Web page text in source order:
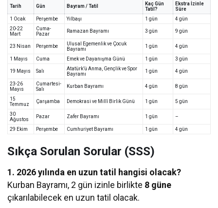
Tarih Gün Bayram / Tatil
Kaç Gün
Tatil?
Ekstra İzinle
Süre
1 Ocak
Perşembe Yılbaşı 1 gün
4 gün
20-22
Mart
Cuma-
Pazar
Ramazan Bayramı 3 gün 9 gün
23 Nisan Perşembe
Ulusal Egemenlik ve Çocuk
Bayramı
1 gün 4 gün
1 Mayıs Cuma Emek ve Dayanışma Günü 1 gün 3 gün
19 Mayıs Salı
Atatürk’ü Anma, Gençlik ve Spor
Bayramı
1 gün 4 gün
23-26
Mayıs
Cumartesi-
Salı
Kurban Bayramı 4 gün 8 gün
15
Temmuz
Çarşamba Demokrasi ve Millî Birlik Günü 1 gün 5 gün
30
Ağustos
Pazar Zafer Bayramı 1 gün –
29 Ekim Perşembe Cumhuriyet Bayramı 1 gün 4 gün
Sıkça Sorulan Sorular (SSS)
1. 2026 yılında en uzun tatil hangisi olacak?
Kurban Bayramı, 2 gün izinle birlikte 8 güne
çıkarılabilecek en uzun tatil olacak.